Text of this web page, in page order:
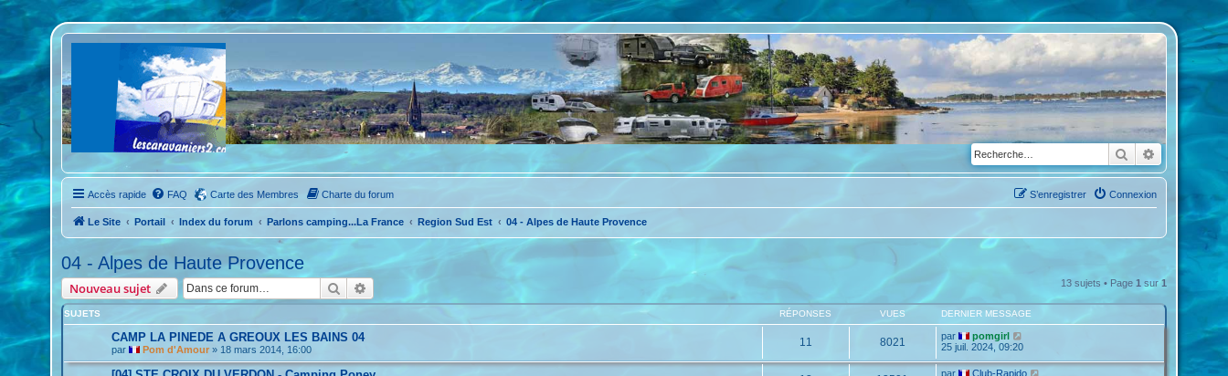
Rechercher
Accès rapide FAQ Carte des Membres Charte du forum Connexion
S’enregistrer
Le Site Portail Index du forum Parlons camping...La France Region Sud Est 04 - Alpes de Haute Provence
04 - Alpes de Haute Provence
Nouveau sujet Rechercher 13 sujets • Page 1 sur1
SUJETS RÉPONSES VUES DERNIER MESSAGE
CAMP LA PINEDE A GREOUX LES BAINS 04
par Pom d'Amour » 18 mars 2014, 16:00
11 8021 par
pomgirl
25 juil. 2024, 09:20
par
Club-Rapido